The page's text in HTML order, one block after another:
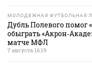
МОЛОДЕЖНАЯ ФУТБОЛЬНАЯ
Дубль Полевого помог
обыграть
матче МФЛ
7 августа 16:19